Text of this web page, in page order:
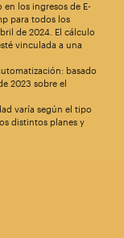
en los ingresos de E-
para todos los
de 2024. El cálculo
vinculada a una
basado
2023 sobre el
varía según el tipo
distintos planes y